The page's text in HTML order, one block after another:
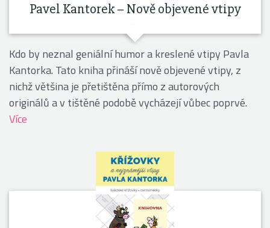
Pavel Kantorek – Nově objevené vtipy
Kdo by neznal geniální humor a kreslené vtipy Pavla
Kantorka. Tato kniha přináší nově objevené vtipy, z
nichž většina je přetištěna přímo z autorových
originálů a v tištěné podobě vycházejí vůbec poprvé.
Více